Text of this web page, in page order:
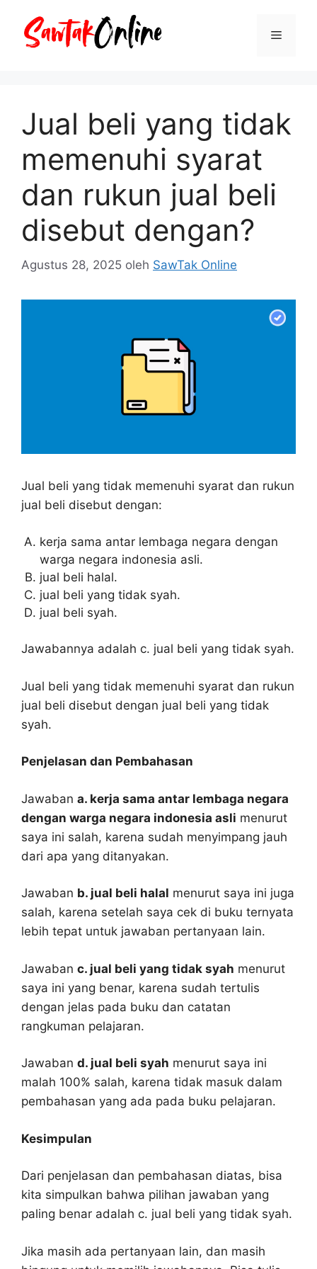
Menu
Jual beli yang tidak
memenuhi syarat
dan rukun jual beli
disebut dengan?
Agustus 28, 2025 oleh SawTak Online
Jual beli yang tidak memenuhi syarat dan rukun
jual beli disebut dengan:
kerja sama antar lembaga negara dengan
warga negara indonesia asli.
jual beli halal.
jual beli yang tidak syah.
jual beli syah.
Jawabannya adalah c. jual beli yang tidak syah.
Jual beli yang tidak memenuhi syarat dan rukun
jual beli disebut dengan jual beli yang tidak
syah.
Penjelasan dan Pembahasan
Jawaban a. kerja sama antar lembaga negara
dengan warga negara indonesia asli menurut
saya ini salah, karena sudah menyimpang jauh
dari apa yang ditanyakan.
Jawaban b. jual beli halal menurut saya ini juga
salah, karena setelah saya cek di buku ternyata
lebih tepat untuk jawaban pertanyaan lain.
Jawaban c. jual beli yang tidak syah menurut
saya ini yang benar, karena sudah tertulis
dengan jelas pada buku dan catatan
rangkuman pelajaran.
Jawaban d. jual beli syah menurut saya ini
malah 100% salah, karena tidak masuk dalam
pembahasan yang ada pada buku pelajaran.
Kesimpulan
Dari penjelasan dan pembahasan diatas, bisa
kita simpulkan bahwa pilihan jawaban yang
paling benar adalah c. jual beli yang tidak syah.
Jika masih ada pertanyaan lain, dan masih